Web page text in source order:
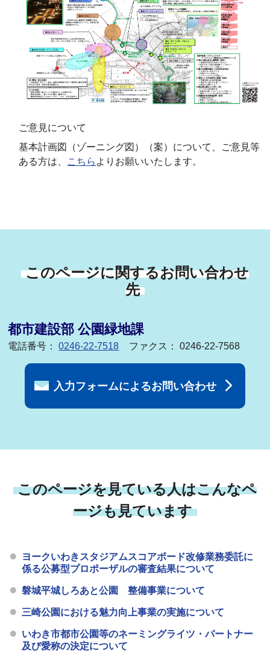
ご意見について
基本計画図（ゾーニング図）（案）について、ご意見等
ある方は、 こちら よりお願いいたします。
このページに関するお問い合わせ
先
都市建設部 公園緑地課
電話番号：0246-22-7518 ファクス： 0246-22-7568
入力フォームによるお問い合わせ
このページを見ている人はこんなペ
ージも見ています
ヨークいわきスタジアムスコアボード改修業務委託に
係る公募型プロポーザルの審査結果について
磐城平城しろあと公園 整備事業について
三崎公園における魅力向上事業の実施について
いわき市都市公園等のネーミングライツ・パートナー
及び愛称の決定について